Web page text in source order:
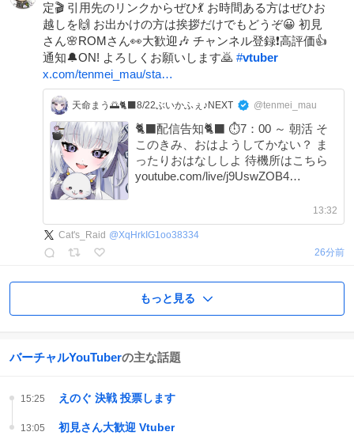
定🎬 引用先のリンクからぜひ💃 お時間ある方はぜひお
越しを🙌 お出かけの方は挨拶だけでもどうぞ😀 初見
さん🌸ROMさん👀大歓迎🎶 チャンネル登録❗高評価👍
通知🔔ON! よろしくお願いします🙇 #vtuber
x.com/tenmei_mau/sta…
天命まう🌅🐈‍⬛8/22ぶいかふぇ♪NEXT @tenmei_mau
🐈‍⬛配信告知🐈‍⬛ ⏱7：00 ～ 朝活 そ
このきみ、おはようしてかない？ ま
ったりおはなししよ 待機所はこちら
youtube.com/live/j9UswZOB4…
13:32
Cat's_Raid @XqHrkIG1oo38334
26分前
もっと見る
バーチャルYouTuberの主な話題
15:25 えのぐ 決戦 投票します
13:05 初見さん大歓迎 Vtuber